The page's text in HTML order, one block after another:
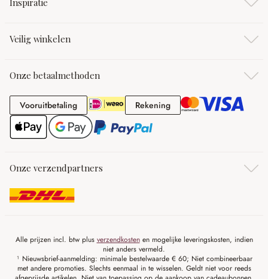
Inspiratie
Veilig winkelen
Onze betaalmethoden
VooruitbetalingVooruitbetaling RekeningRekening
Onze verzendpartners
Alle prijzen incl. btw plus verzendkostenen mogelijke leveringskosten, indien
niet anders vermeld.
¹ Nieuwsbrief-aanmelding: minimale bestelwaarde € 60; Niet combineerbaar
met andere promoties. Slechts eenmaal in te wisselen. Geldt niet voor reeds